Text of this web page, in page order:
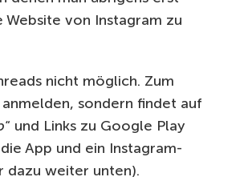
Website von Instagram zu
nicht möglich. Zum
sondern findet auf
“ und Links zu Google Play
App und ein Instagram-
dazu weiter unten).